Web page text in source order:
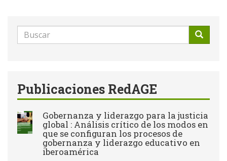
Formulario
de
Publicaciones RedAGE
Gobernanza y liderazgo para la justicia
global : Análisis crítico de los modos en
que se configuran los procesos de
gobernanza y liderazgo educativo en
iberoamérica